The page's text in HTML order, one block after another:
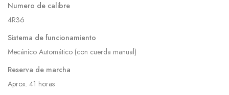
Numero de calibre
4R36
Sistema de funcionamiento
Mecánico Automático (con cuerda manual)
Reserva de marcha
Aprox. 41 horas